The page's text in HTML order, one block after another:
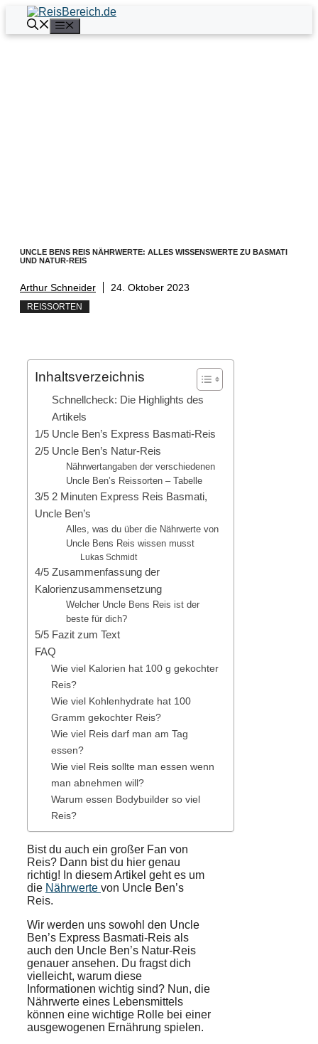
Inhalt
springen
UNCLE BENS REIS NÄHRWERTE: ALLES WISSENSWERTE ZU BASMATI
UND NATUR-REIS
Arthur Schneider 24. Oktober 2023
REISSORTEN
Inhaltsverzeichnis
Schnellcheck: Die Highlights des
Artikels
1/5 Uncle Ben’s Express Basmati-Reis
2/5 Uncle Ben’s Natur-Reis
Nährwertangaben der verschiedenen
Uncle Ben’s Reissorten – Tabelle
3/5 2 Minuten Express Reis Basmati,
Uncle Ben’s
Alles, was du über die Nährwerte von
Uncle Bens Reis wissen musst
Lukas Schmidt
4/5 Zusammenfassung der
Kalorienzusammensetzung
Welcher Uncle Bens Reis ist der
beste für dich?
5/5 Fazit zum Text
FAQ
Wie viel Kalorien hat 100 g gekochter
Reis?
Wie viel Kohlenhydrate hat 100
Gramm gekochter Reis?
Wie viel Reis darf man am Tag
essen?
Wie viel Reis sollte man essen wenn
man abnehmen will?
Warum essen Bodybuilder so viel
Reis?
Bist du auch ein großer Fan von
Reis? Dann bist du hier genau
richtig! In diesem Artikel geht es um
die Nährwerte von Uncle Ben’s
Reis.
Wir werden uns sowohl den Uncle
Ben’s Express Basmati-Reis als
auch den Uncle Ben’s Natur-Reis
genauer ansehen. Du fragst dich
vielleicht, warum diese
Informationen wichtig sind? Nun, die
Nährwerte eines Lebensmittels
können eine wichtige Rolle bei einer
ausgewogenen Ernährung spielen.